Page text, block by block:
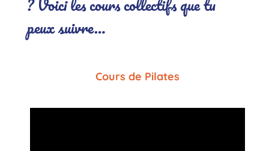
? Voici les cours collectifs que tu
peux suivre…
Cours de Pilates